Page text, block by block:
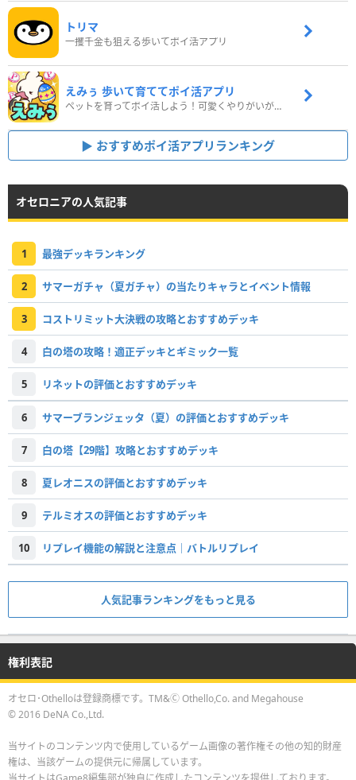
トリマ
一攫千金も狙える歩いてポイ活アプリ
えみぅ 歩いて育ててポイ活アプリ
ペットを育ってポイ活しよう！可愛くやりがいがある新感覚アプリ
おすすめポイ活アプリランキング
オセロニアの人気記事
1 最強デッキランキング
2 サマーガチャ（夏ガチャ）の当たりキャラとイベント情報
3 コストリミット大決戦の攻略とおすすめデッキ
4 白の塔の攻略！適正デッキとギミック一覧
5 リネットの評価とおすすめデッキ
6 サマーブランジェッタ（夏）の評価とおすすめデッキ
7 白の塔【29階】攻略とおすすめデッキ
8 夏レオニスの評価とおすすめデッキ
9 テルミオスの評価とおすすめデッキ
10 リプレイ機能の解説と注意点｜バトルリプレイ
人気記事ランキングをもっと見る
権利表記
オセロ･Othelloは登録商標です。TM&Ⓒ Othello,Co. and Megahouse
© 2016 DeNA Co.,Ltd.
当サイトのコンテンツ内で使用しているゲーム画像の著作権その他の知的財産
権は、当該ゲームの提供元に帰属しています。